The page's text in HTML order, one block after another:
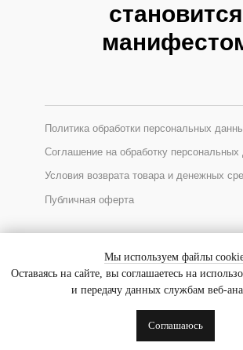
*Соцсеть Instagram запрещена в России,
Публичная оферта
Условия возврата товара и денежных
Соглашение на обработку персональных
Политика обработки персональных
становится
ИП Ходакова Евгения Уткировна
Мы используем файлы
Оставаясь на сайте, вы соглашаетесь на
и передачу данных службам веб-
Соглашаюсь